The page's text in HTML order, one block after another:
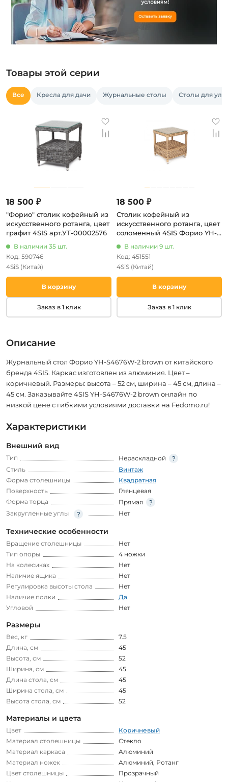
Товары этой серии
Все Кресла для дачи Журнальные столы Столы для
18 500 ₽
"Форио" столик кофейный из
искусственного ротанга, цвет
графит 4SIS арт.УТ-00002576
В наличии 35 шт.
Код: 590746
4SiS (Китай)
В корзину
Заказ в 1 клик
18 500 ₽
Столик кофейный из
искусственного ротанга, цвет
соломенный 4SIS Форио YH-
В наличии 9 шт.
Код: 451551
4SiS (Китай)
В корзину
Заказ в 1 клик
Описание
Журнальный стол Форио YH-S4676W-2 brown от китайского
бренда 4SIS. Каркас изготовлен из алюминия. Цвет –
коричневый. Размеры: высота – 52 см, ширина – 45 см, длина –
45 см. Заказывайте 4SIS YH-S4676W-2 brown онлайн по
низкой цене с гибкими условиями доставки на Fedomo.ru!
Характеристики
Внешний вид
Тип
Нераскладной
Стиль
Винтаж
Форма столешницы
Квадратная
Поверхность
Глянцевая
Форма торца
Прямая
Закругленные углы
Нет
Технические особенности
Вращение столешницы
Нет
Тип опоры
4 ножки
На колесиках
Нет
Наличие ящика
Нет
Регулировка высоты стола
Нет
Наличие полки
Да
Угловой
Нет
Размеры
Вес, кг
7.5
Длина, см
45
Высота, см
52
Ширина, см
45
Длина стола, см
45
Ширина стола, см
45
Высота стола, см
52
Материалы и цвета
Цвет
Коричневый
Материал столешницы
Стекло
Материал каркаса
Алюминий
Материал ножек
Алюминий, Ротанг
Цвет столешницы
Прозрачный